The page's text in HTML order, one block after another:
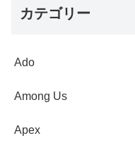
カテゴリー
Ado
Among Us
Apex